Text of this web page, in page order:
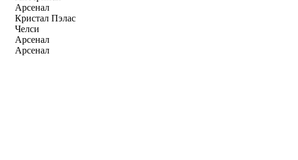
Арсенал
Кристал Пэлас
Челси
Арсенал
Арсенал